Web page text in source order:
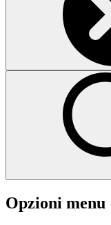
Opzioni menu